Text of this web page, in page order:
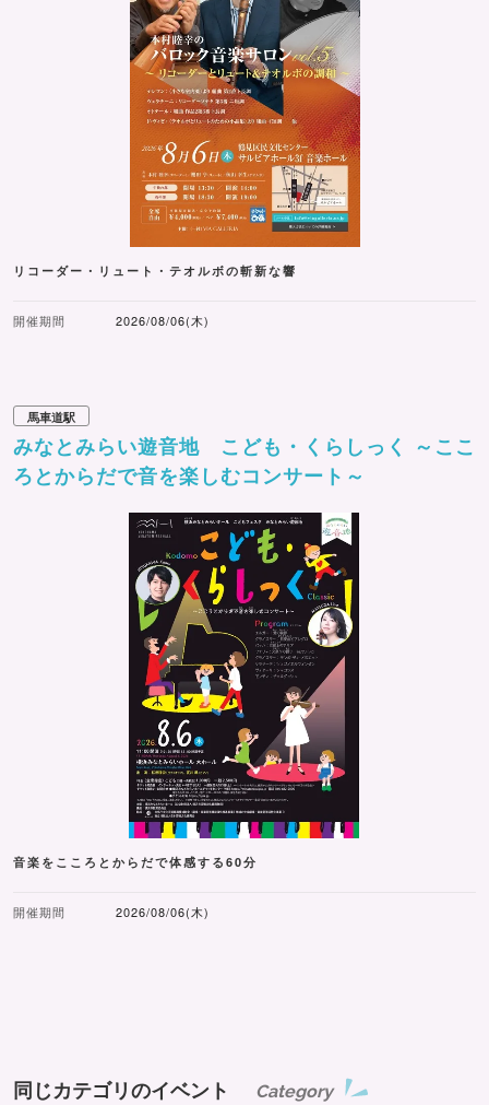
リコーダー・リュート・テオルボの斬新な響
開催期間 2026/08/06(木)
馬車道駅
みなとみらい遊音地 こども・くらしっく ～ここ
ろとからだで音を楽しむコンサート～
音楽をこころとからだで体感する60分
開催期間 2026/08/06(木)
同じカテゴリのイベント Category